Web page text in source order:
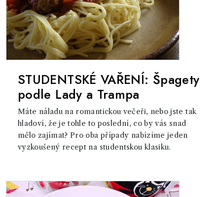
STUDENTSKÉ VAŘENÍ: Špagety
podle Lady a Trampa
Máte náladu na romantickou večeři, nebo jste tak
hladoví, že je tohle to poslední, co by vás snad
mělo zajímat? Pro oba případy nabízíme jeden
vyzkoušený recept na studentskou klasiku.